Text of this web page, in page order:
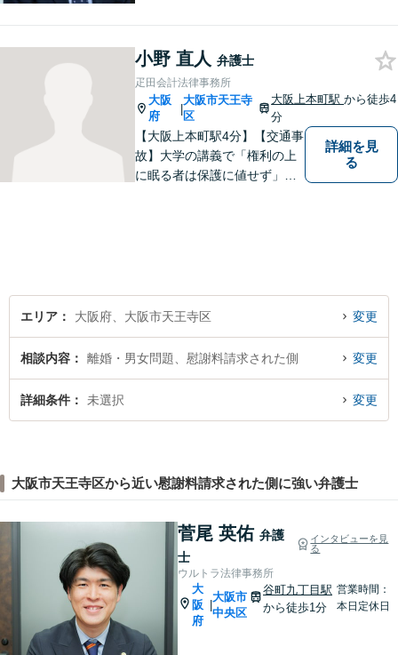
小野 直人 弁護士
疋田会計法律事務所
大阪
府
|
大阪市天王寺
区
大阪上本町駅から徒歩4
分
【大阪上本町駅4分】【交通事
故】大学の講義で「権利の上
に眠る者は保護に値せず」と
し、丁寧かつ柔軟な対応を心
がけています。
詳細を見
る
エリア 大阪府、大阪市天王寺区 変更
相談内容 離婚・男女問題、慰謝料請求された側 変更
詳細条件 未選択 変更
大阪市天王寺区から近い慰謝料請求された側に強い弁護士
菅尾 英佑 弁護
士
インタビューを見
る
ウルトラ法律事務所
大
阪
府
|
大阪市
中央区
谷町九丁目駅
から徒歩1分
営業時間：
本日定休日